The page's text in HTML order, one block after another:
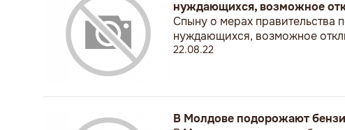
нуждающихся, возможное
Спыну о мерах правительства
нуждающихся, возможное
22.08.22
В Молдове подорожают